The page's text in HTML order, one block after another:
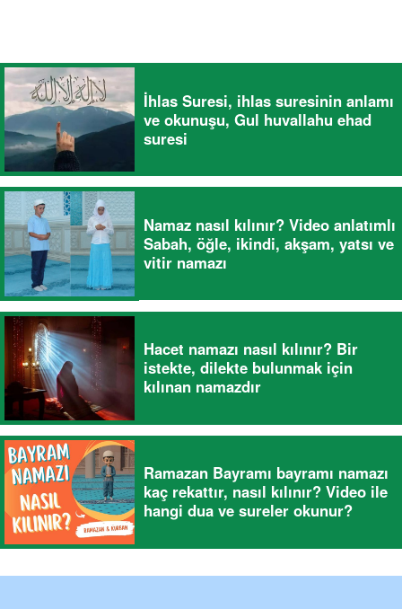
İhlas Suresi, ihlas suresinin anlamı
ve okunuşu, Gul huvallahu ehad
suresi
Namaz nasıl kılınır? Video anlatımlı
Sabah, öğle, ikindi, akşam, yatsı ve
vitir namazı
Hacet namazı nasıl kılınır? Bir
istekte, dilekte bulunmak için
kılınan namazdır
Ramazan Bayramı bayramı namazı
kaç rekattır, nasıl kılınır? Video ile
hangi dua ve sureler okunur?